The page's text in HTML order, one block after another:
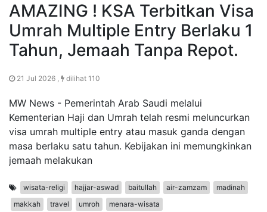
AMAZING ! KSA Terbitkan Visa
Umrah Multiple Entry Berlaku 1
Tahun, Jemaah Tanpa Repot.
21 Jul 2026 , dilihat 110
MW News - Pemerintah Arab Saudi melalui
Kementerian Haji dan Umrah telah resmi meluncurkan
visa umrah multiple entry atau masuk ganda dengan
masa berlaku satu tahun. Kebijakan ini memungkinkan
jemaah melakukan
wisata-religi hajjar-aswad baitullah air-zamzam
madinah
makkah
travel umroh menara-wisata